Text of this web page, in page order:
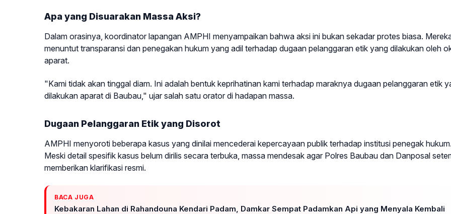
Apa yang Disuarakan Massa Aksi?
Dalam orasinya, koordinator lapangan AMPHI menyampaikan bahwa aksi ini bukan sekadar protes biasa.
menuntut transparansi dan penegakan hukum yang adil terhadap dugaan pelanggaran etik yang dilakukan oleh
aparat.
"Kami tidak akan tinggal diam. Ini adalah bentuk keprihatinan kami terhadap maraknya dugaan pelanggaran etik
dilakukan aparat di Baubau," ujar salah satu orator di hadapan massa.
Dugaan Pelanggaran Etik yang Disorot
AMPHI menyoroti beberapa kasus yang dinilai mencederai kepercayaan publik terhadap institusi penegak
Meski detail spesifik kasus belum dirilis secara terbuka, massa mendesak agar Polres Baubau dan Danposal
memberikan klarifikasi resmi.
BACA JUGA
Kebakaran Lahan di Rahandouna Kendari Padam, Damkar Sempat Padamkan Api yang Menyala Kembali